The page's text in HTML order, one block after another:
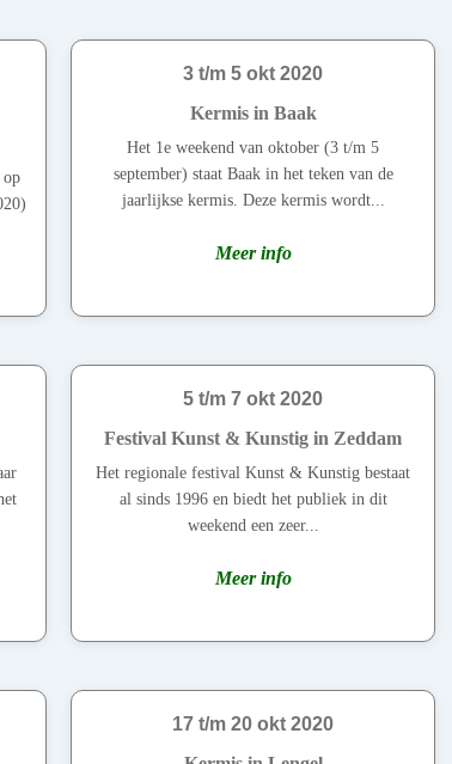
op
3 t/m 5 okt 2020
Kermis in Baak
Het 1e weekend van oktober (3 t/m 5
september) staat Baak in het teken van de
jaarlijkse kermis. Deze kermis wordt...
Meer info
5 t/m 7 okt 2020
Festival Kunst & Kunstig in Zeddam
Het regionale festival Kunst & Kunstig bestaat
al sinds 1996 en biedt het publiek in dit
weekend een zeer...
Meer info
17 t/m 20 okt 2020